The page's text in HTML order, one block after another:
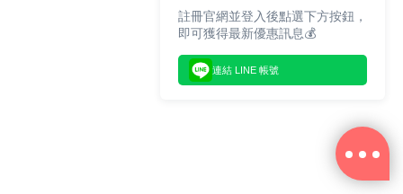
註冊官網並登入後點選下方按鈕，
即可獲得最新優惠訊息💰
連結 LINE 帳號